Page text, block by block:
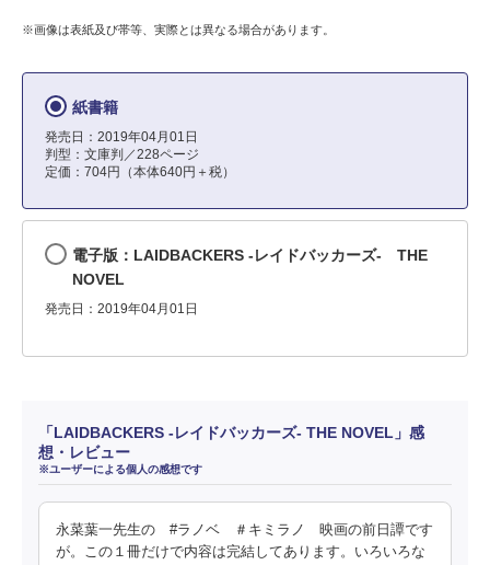
※画像は表紙及び帯等、実際とは異なる場合があります。
紙書籍
発売日：2019年04月01日
判型：文庫判／228ページ
定価：704円（本体640円＋税）
電子版：LAIDBACKERS -レイドバッカーズ- THE
NOVEL
発売日：2019年04月01日
「LAIDBACKERS -レイドバッカーズ- THE NOVEL」感
想・レビュー
※ユーザーによる個人の感想です
永菜葉一先生の #ラノベ ＃キミラノ 映画の前日譚です
が。この１冊だけで内容は完結してあります。いろいろな